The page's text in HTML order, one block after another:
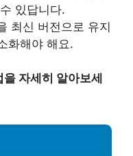
있답니다.
최신 버전으로 유지
화해야 해요.
자세히 알아보세